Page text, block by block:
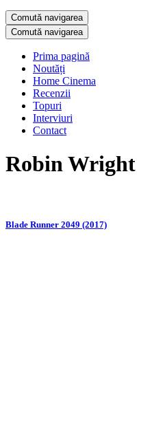
Comută navigarea
Comută navigarea
Prima pagină
Noutăți
Home Cinema
Recenzii
Topuri
Interviuri
Contact
Robin Wright
Blade Runner 2049 (2017)